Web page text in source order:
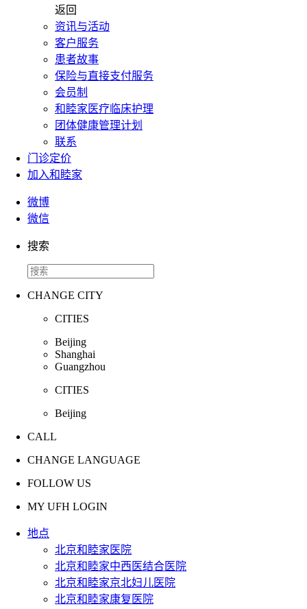
返回
资讯与活动
客户服务
患者故事
保险与直接支付服务
会员制
和睦家医疗临床护理
团体健康管理计划
联系
门诊定价
加入和睦家
微博
微信
搜索
CHANGE CITY
CITIES
Beijing
Shanghai
Guangzhou
CITIES
Beijing
CALL
CHANGE LANGUAGE
FOLLOW US
MY UFH LOGIN
地点
北京和睦家医院
北京和睦家中西医结合医院
北京和睦家京北妇儿医院
北京和睦家康复医院